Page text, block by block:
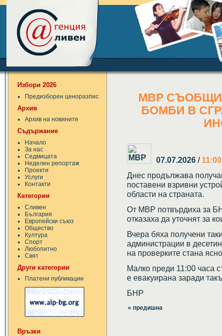
Избори 2026
Предизборен ценоразпис
Архив
Архив на новините
Съдържание
Начало
За нас
Седмицата
Неделен репортаж
Проекти
Услуги
Контакти
Категории
Сливен
България
Европейски съюз
Общество
Култура
Спорт
Любопитно
Свят
Други категории
Платени публикации
Връзки
МВР СЪОБЩИ
БОМБИ В
07.07.2026 / 11:00
Днес продължава
поставени взривни
области на страната.
От МВР потвърдиха за
отказаха да уточнят за
Вчера бяха получени
администрации в
на проверките стана
Малко преди 11:00 часа
е евакуирана заради
БНР
« предишна